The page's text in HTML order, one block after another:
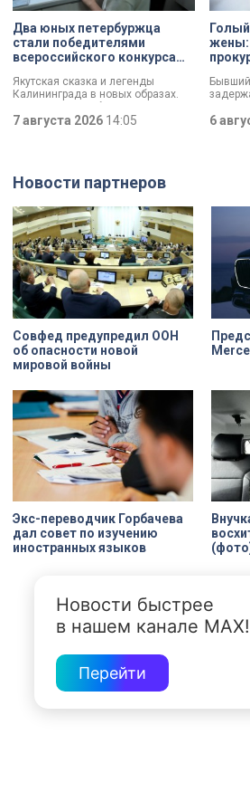
профессионала — это не порча
имущества, а яркий стрит-арт,
который не имеет ничего общего с
вандализмом.
эта
Два юных петербуржца
стали победителями
всероссийского конкурса
Якутская сказка и легенды
Калининграда в новых образах.
победителями всероссийского
народным сюжетам.
7 августа 2026 14:05
жены:
Бывший
6
Новости партнеров
Совфед предупредил ООН
об опасности новой
мировой войны
Экс-переводчик Горбачева
дал совет по изучению
иностранных языков
Новости быстрее
в нашем канале MAX!
Перейти